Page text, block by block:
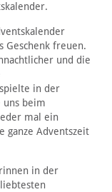
Geschenk freuen.
und die
in der
uns beim
mal ein
ganze Adventszeit
in der